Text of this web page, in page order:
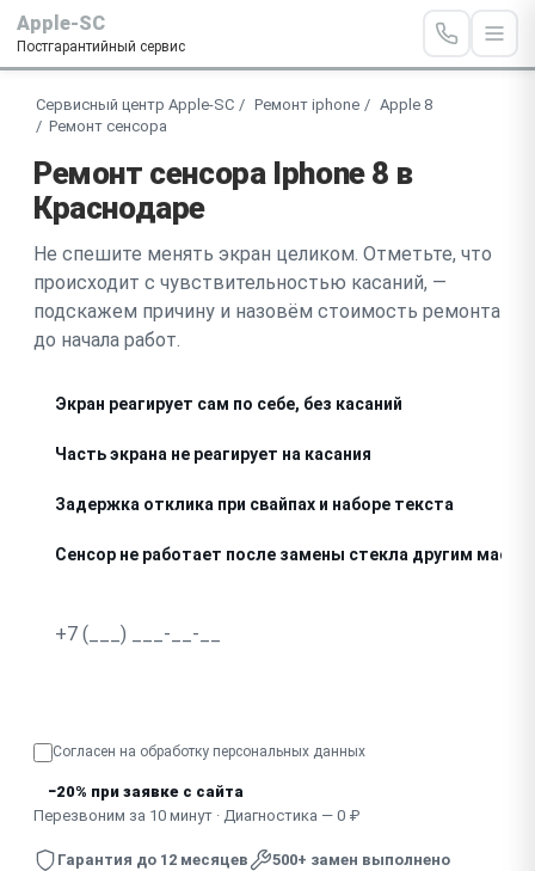
Apple-SC
Постгарантийный сервис
Сервисный центр Apple-SC Ремонт iphone
Apple 8
Ремонт сенсора
Ремонт сенсора Iphone 8 в
Краснодаре
Не спешите менять экран целиком. Отметьте, что
происходит с чувствительностью касаний, —
подскажем причину и назовём стоимость ремонта
до начала работ.
Экран реагирует сам по себе, без касаний
Часть экрана не реагирует на касания
Задержка отклика при свайпах и наборе текста
Сенсор не работает после замены стекла другим
Согласен на обработку персональных данных
−20% при заявке с сайта
Перезвоним за 10 минут · Диагностика — 0 ₽
Гарантия до 12 месяцев
500+ замен выполнено